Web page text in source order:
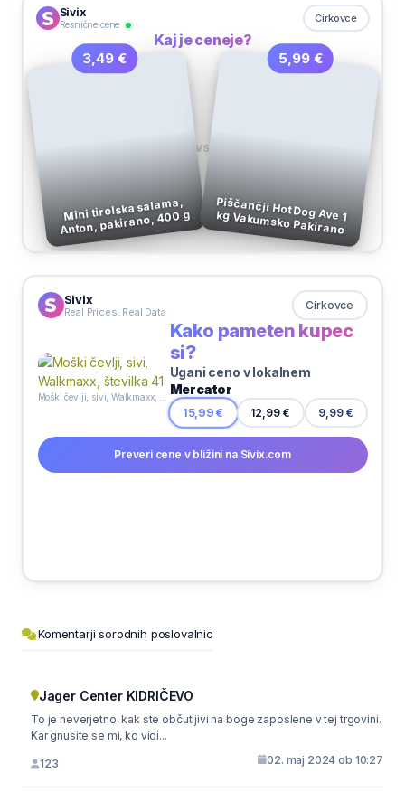
Sivix
Resnične cene
Cirkovce
Kaj je ceneje?
3,49 €
Mini tirolska salama,
Anton, pakirano, 400 g
VS
5,99 €
Piščančji Hot Dog Ave 1 kg Vakumsko Pakirano
Sivix
Real Prices. Real Data Cirkovce
Kako pameten kupec
si?
Ugani ceno v lokalnem
Mercator
15,99 € 12,99 € 9,99 €
Preveri cene v bližini na Sivix.com
Komentarji sorodnih poslovalnic
Jager Center KIDRIČEVO
To je neverjetno, kak ste občutljivi na boge zaposlene v tej trgovini.
Kar gnusite se mi, ko vidi...
123 02. maj 2024 ob 10:27